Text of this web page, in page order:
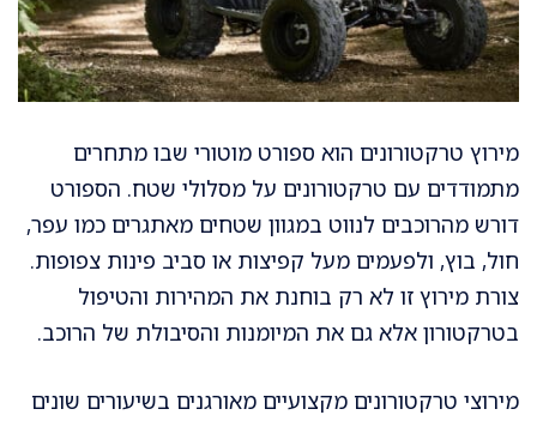
מירוץ טרקטורונים הוא ספורט מוטורי שבו מתחרים
מתמודדים עם טרקטורונים על מסלולי שטח. הספורט
דורש מהרוכבים לנווט במגוון שטחים מאתגרים כמו עפר,
חול, בוץ, ולפעמים מעל קפיצות או סביב פינות צפופות.
צורת מירוץ זו לא רק בוחנת את המהירות והטיפול
בטרקטורון אלא גם את המיומנות והסיבולת של הרוכב.
מירוצי טרקטורונים מקצועיים מאורגנים בשיעורים שונים